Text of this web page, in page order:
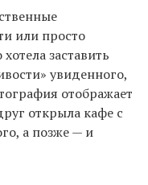
или просто
заставить
увиденного,
отображает
открыла кафе с
а позже — и